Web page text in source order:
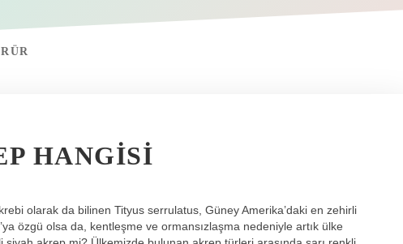
HANGISI
olarak da bilinen Tityus serrulatus, Güney Amerika’daki en zehirli
özgü olsa da, kentleşme ve ormansızlaşma nedeniyle artık ülke